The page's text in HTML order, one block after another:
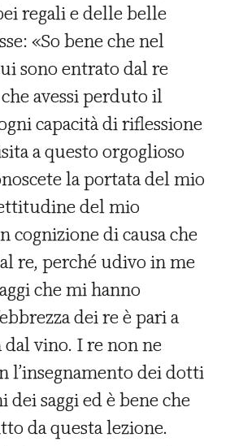
regali e delle belle
«So bene che nel
sono entrato dal re
avessi perduto il
capacità di riflessione
a questo orgoglioso
la portata del mio
del mio
cognizione di causa che
re, perché udivo in me
che mi hanno
dei re è pari a
dal vino. I re non ne
l’insegnamento dei dotti
dei saggi ed è bene che
da questa lezione.